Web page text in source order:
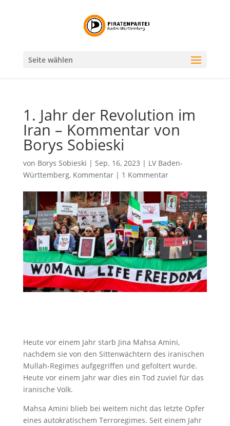
Seite wählen
1. Jahr der Revolution im
Iran – Kommentar von
Borys Sobieski
von Borys Sobieski | Sep. 16, 2023 | LV Baden-
Württemberg, Kommentar| 1 Kommentar
Heute vor einem Jahr starb Jina Mahsa Amini,
nachdem sie von den Sittenwächtern des iranischen
Mullah-Regimes aufgegriffen und gefoltert wurde.
Heute vor einem Jahr war dies ein Tod zuviel für das
iranische Volk.
Mahsa Amini blieb bei weitem nicht das letzte Opfer
eines autokratischem Terroregimes. Seit einem Jahr